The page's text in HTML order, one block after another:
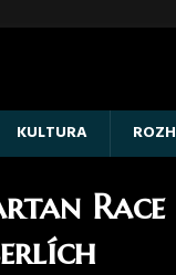
KULTURA
Race